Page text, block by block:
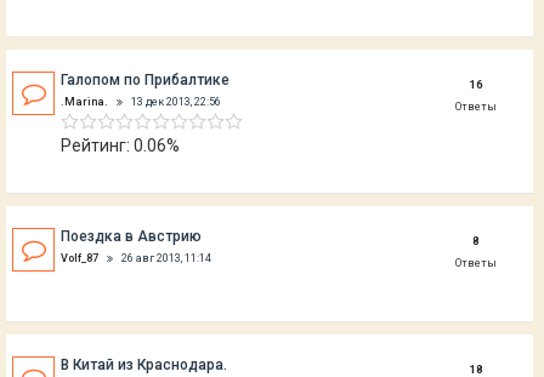
Галопом по Прибалтике
.Marina. 13 дек 2013, 22:56
Рейтинг: 0.06%
16
Ответы
Поездка в Австрию
Volf_87 26 авг 2013, 11:14
8
Ответы
В Китай из Краснодара.
18